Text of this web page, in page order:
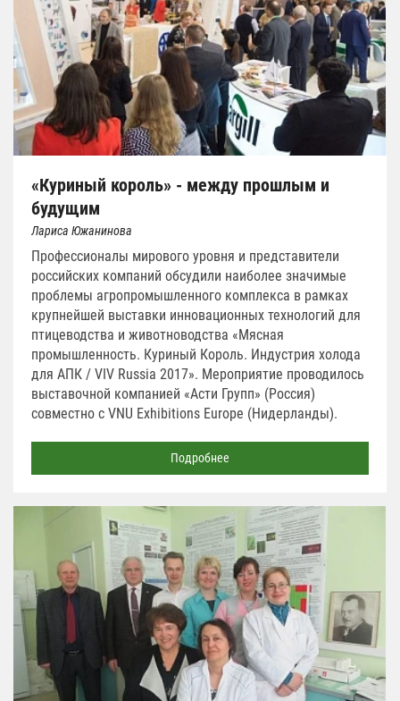
«Куриный король» - между прошлым и
будущим
Лариса Южанинова
Профессионалы мирового уровня и представители
российских компаний обсудили наиболее значимые
проблемы агропромышленного комплекса в рамках
крупнейшей выставки инновационных технологий для
птицеводства и животноводства «Мясная
промышленность. Куриный Король. Индустрия холода
для АПК / VIV Russia 2017». Мероприятие проводилось
выставочной компанией «Асти Групп» (Россия)
совместно с VNU Exhibitions Europe (Нидерланды).
Подробнее